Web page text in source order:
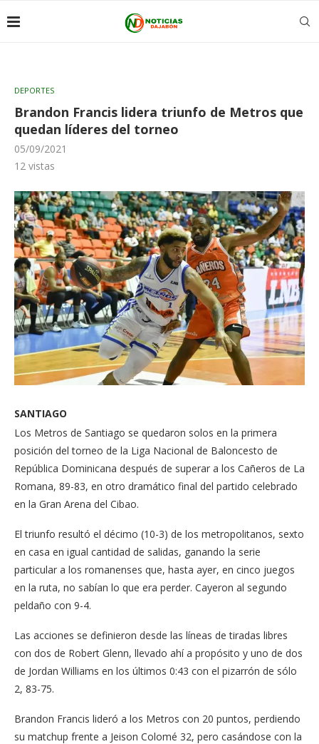
DEPORTES
Brandon Francis lidera triunfo de Metros que
quedan líderes del torneo
05/09/2021
12 vistas
SANTIAGO
Los Metros de Santiago se quedaron solos en la primera
posición del torneo de la Liga Nacional de Baloncesto de
República Dominicana después de superar a los Cañeros de La
Romana, 89-83, en otro dramático final del partido celebrado
en la Gran Arena del Cibao.
El triunfo resultó el décimo (10-3) de los metropolitanos, sexto
en casa en igual cantidad de salidas, ganando la serie
particular a los romanenses que, hasta ayer, en cinco juegos
en la ruta, no sabían lo que era perder. Cayeron al segundo
peldaño con 9-4.
Las acciones se definieron desde las líneas de tiradas libres
con dos de Robert Glenn, llevado ahí a propósito y uno de dos
de Jordan Williams en los últimos 0:43 con el pizarrón de sólo
2, 83-75.
Brandon Francis lideró a los Metros con 20 puntos, perdiendo
su matchup frente a Jeison Colomé 32, pero casándose con la